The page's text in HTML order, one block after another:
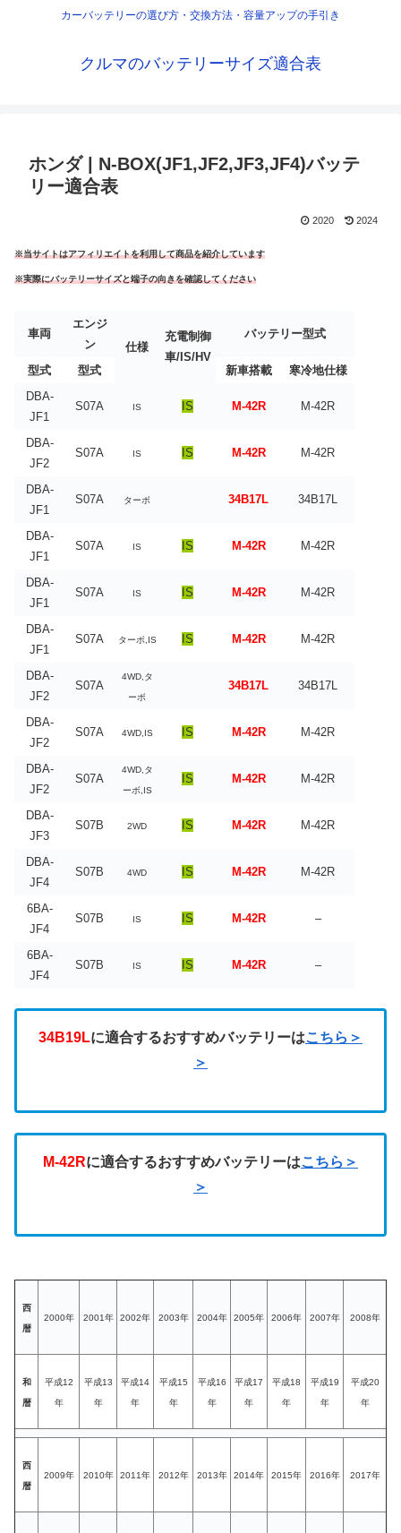
カーバッテリーの選び方・交換方法・容量アップの手引き
クルマのバッテリーサイズ適合表
ホンダ | N-BOX(JF1,JF2,JF3,JF4)バッテ
リー適合表
2020 2024
※当サイトはアフィリエイトを利用して商品を紹介しています
※実際にバッテリーサイズと端子の向きを確認してください
車両
エンジ
ン
仕様
充電制御
車/IS/HV
バッテリー型式
型式 型式 新車搭載
寒冷地仕様
DBA-
JF1
S07A IS IS M-42R M-42R
DBA-
JF2
S07A IS IS M-42R M-42R
DBA-
JF1
S07A ターボ 34B17L 34B17L
DBA-
JF1
S07A IS IS M-42R M-42R
DBA-
JF1
S07A IS IS M-42R M-42R
DBA-
JF1
S07A ターボ,IS IS M-42R M-42R
DBA-
JF2
S07A
4WD,タ
ーボ
34B17L 34B17L
DBA-
JF2
S07A 4WD,IS IS M-42R M-42R
DBA-
JF2
S07A
4WD,タ
ーボ,IS
IS M-42R M-42R
DBA-
JF3
S07B 2WD IS M-42R M-42R
DBA-
JF4
S07B 4WD IS M-42R M-42R
6BA-
JF4
S07B IS IS M-42R –
6BA-
JF4
S07B IS IS M-42R –
34B19Lに適合するおすすめバッテリーはこちら＞
＞
M-42Rに適合するおすすめバッテリーはこちら＞
＞
西
暦
2000年 2001年 2002年 2003年 2004年 2005年 2006年 2007年 2008年
和
暦
平成12
年
平成13
年
平成14
年
平成15
年
平成16
年
平成17
年
平成18
年
平成19
年
平成20
年
西
暦
2009年 2010年 2011年 2012年 2013年 2014年 2015年 2016年 2017年